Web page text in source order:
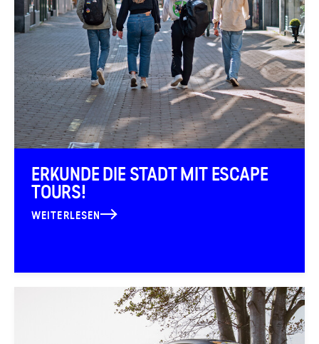
ERKUNDE DIE STADT MIT ESCAPE
TOURS!
WEITERLESEN